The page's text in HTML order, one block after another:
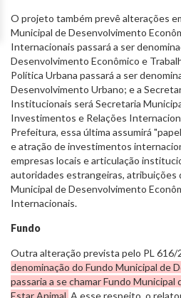
O projeto também prevê alterações
Municipal de Desenvolvimento
Internacionais passará a ser
Desenvolvimento Econômico e
Política Urbana passará a ser
Desenvolvimento Urbano; e a
Institucionais será Secretaria
Investimentos e Relações
Prefeitura, essa última assumirá
e atração de investimentos
empresas locais e articulação
autoridades estrangeiras, atribuições
Municipal de Desenvolvimento
Internacionais.
Fundo
Outra alteração prevista pelo PL 616/
denominação do Fundo Municipal de
passaria a se chamar Fundo
Estar Animal. A esse respeito, o